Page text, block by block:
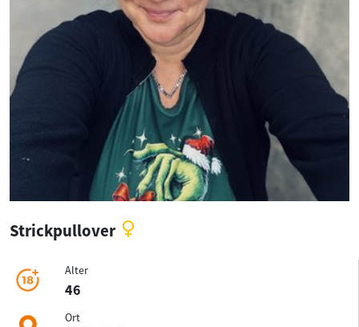
Strickpullover
Alter
46
Ort